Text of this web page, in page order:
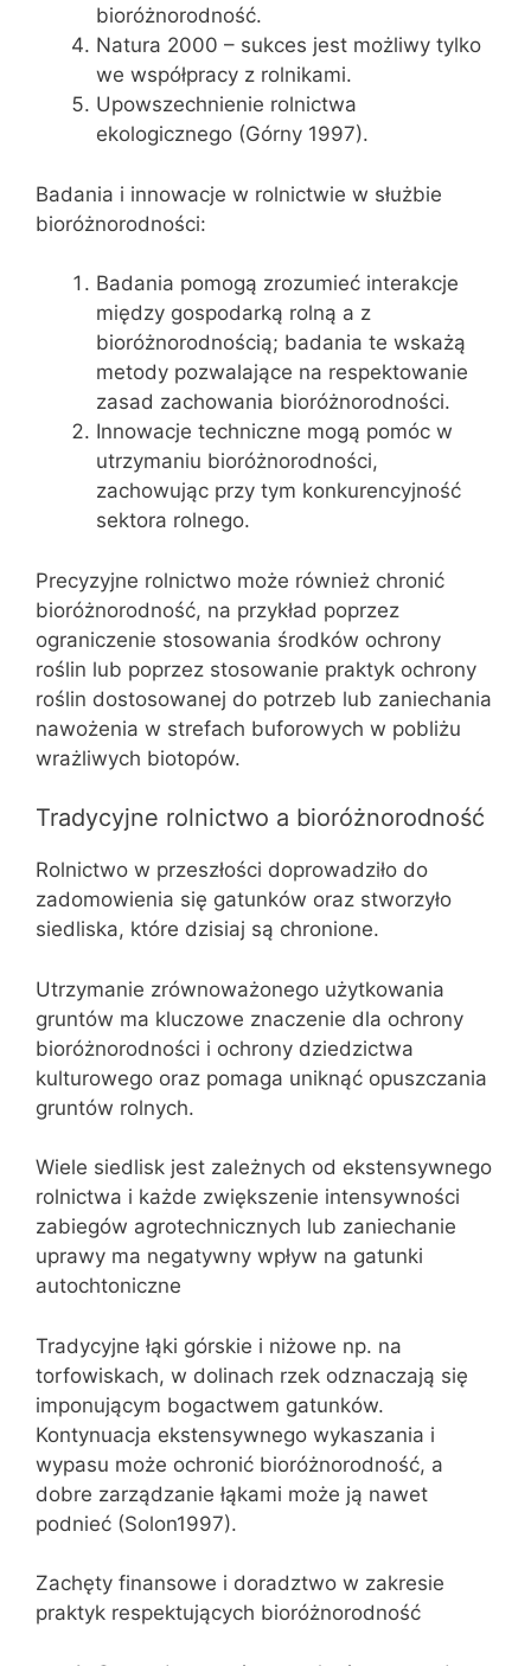
bioróżnorodność.
Natura 2000 – sukces jest możliwy tylko
we współpracy z rolnikami.
Upowszechnienie rolnictwa
ekologicznego (Górny 1997).
Badania i innowacje w rolnictwie w służbie
bioróżnorodności:
Badania pomogą zrozumieć interakcje
między gospodarką rolną a z
bioróżnorodnością; badania te wskażą
metody pozwalające na respektowanie
zasad zachowania bioróżnorodności.
Innowacje techniczne mogą pomóc w
utrzymaniu bioróżnorodności,
zachowując przy tym konkurencyjność
sektora rolnego.
Precyzyjne rolnictwo może również chronić
bioróżnorodność, na przykład poprzez
ograniczenie stosowania środków ochrony
roślin lub poprzez stosowanie praktyk ochrony
roślin dostosowanej do potrzeb lub zaniechania
nawożenia w strefach buforowych w pobliżu
wrażliwych biotopów.
Tradycyjne rolnictwo a bioróżnorodność
Rolnictwo w przeszłości doprowadziło do
zadomowienia się gatunków oraz stworzyło
siedliska, które dzisiaj są chronione.
Utrzymanie zrównoważonego użytkowania
gruntów ma kluczowe znaczenie dla ochrony
bioróżnorodności i ochrony dziedzictwa
kulturowego oraz pomaga uniknąć opuszczania
gruntów rolnych.
Wiele siedlisk jest zależnych od ekstensywnego
rolnictwa i każde zwiększenie intensywności
zabiegów agrotechnicznych lub zaniechanie
uprawy ma negatywny wpływ na gatunki
autochtoniczne
Tradycyjne łąki górskie i niżowe np. na
torfowiskach, w dolinach rzek odznaczają się
imponującym bogactwem gatunków.
Kontynuacja ekstensywnego wykaszania i
wypasu może ochronić bioróżnorodność, a
dobre zarządzanie łąkami może ją nawet
podnieć (Solon1997).
Zachęty finansowe i doradztwo w zakresie
praktyk respektujących bioróżnorodność